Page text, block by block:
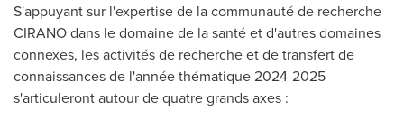
S'appuyant sur l'expertise de la communauté de recherche
CIRANO dans le domaine de la santé et d'autres domaines
connexes, les activités de recherche et de transfert de
connaissances de l'année thématique 2024-2025
s'articuleront autour de quatre grands axes :